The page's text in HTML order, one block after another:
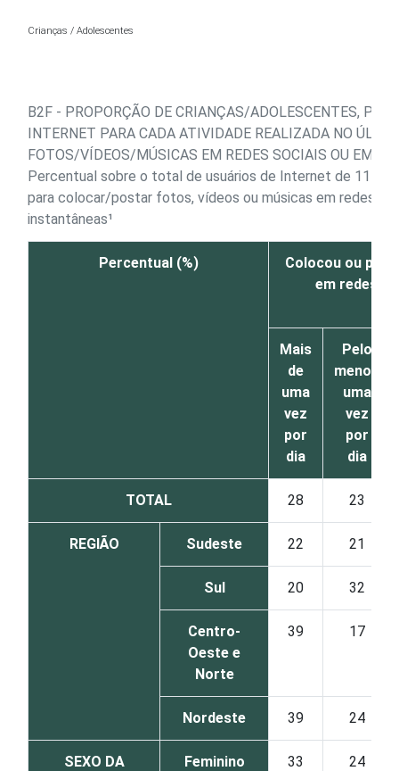
Crianças / Adolescentes
B2F - PROPORÇÃO DE CRIANÇAS/ADOLESCENTES, POR
INTERNET PARA CADA ATIVIDADE REALIZADA NO
FOTOS/VÍDEOS/MÚSICAS EM REDES SOCIAIS OU EM
Percentual sobre o total de usuários de Internet de 11 a
para colocar/postar fotos, vídeos ou músicas em redes
instantâneas¹
Percentual (%)
Colocou ou
em redes
Mais
de
uma
vez
por
dia
Pelo
menos
uma
vez
por
dia
TOTAL 28 23
REGIÃO Sudeste 22 21
Sul 20 32
Centro-
Oeste e
Norte
39 17
Nordeste 39 24
SEXO DA
Feminino 33 24